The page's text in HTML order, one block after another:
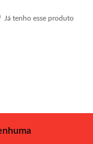
Já tenho esse produto